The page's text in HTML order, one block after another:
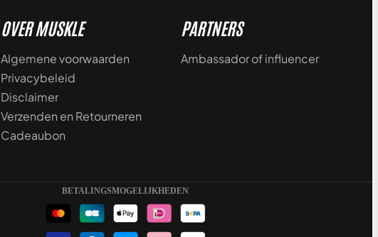
OVER MUSKLE
Algemene voorwaarden
Privacybeleid
Disclaimer
Verzenden en Retourneren
Cadeaubon
PARTNERS
Ambassador of influencer
BETALINGSMOGELIJKHEDEN